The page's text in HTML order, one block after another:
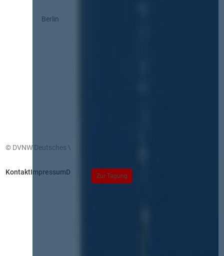
Zur Tagung
Berlin
© DVNW Deutsches Vergabenetzwerk GmbH
KontaktImpressumDatenschutz